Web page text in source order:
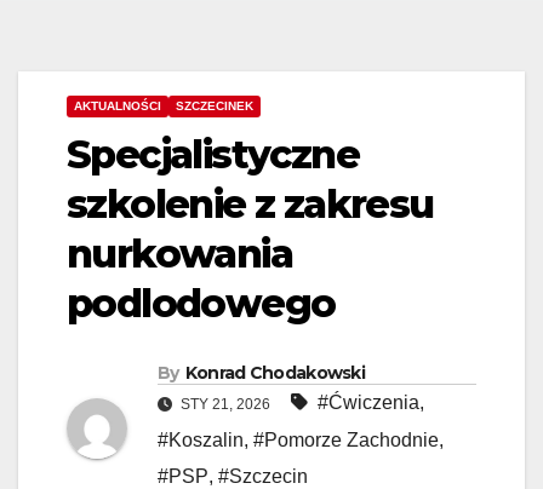
AKTUALNOŚCI SZCZECINEK
Specjalistyczne
szkolenie z zakresu
nurkowania
podlodowego
By Konrad Chodakowski
STY 21, 2026 #Ćwiczenia,
#Koszalin, #Pomorze Zachodnie,
#PSP, #Szczecin